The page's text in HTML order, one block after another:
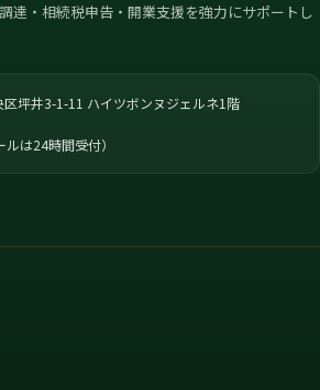
達・相続税申告・開業支援を強力にサポートし
坪井3-1-11 ハイツボンヌジェルネ1階
は24時間受付）